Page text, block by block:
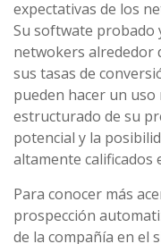
expectativas de los
Su softwate probado
netwokers alrededor
sus tasas de
pueden hacer un uso
estructurado de su
potencial y la
altamente calificados
Para conocer más
prospección
de la compañía en el